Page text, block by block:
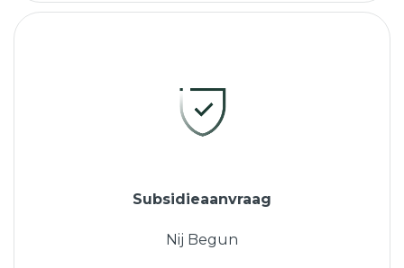
Subsidieaanvraag
Nij Begun